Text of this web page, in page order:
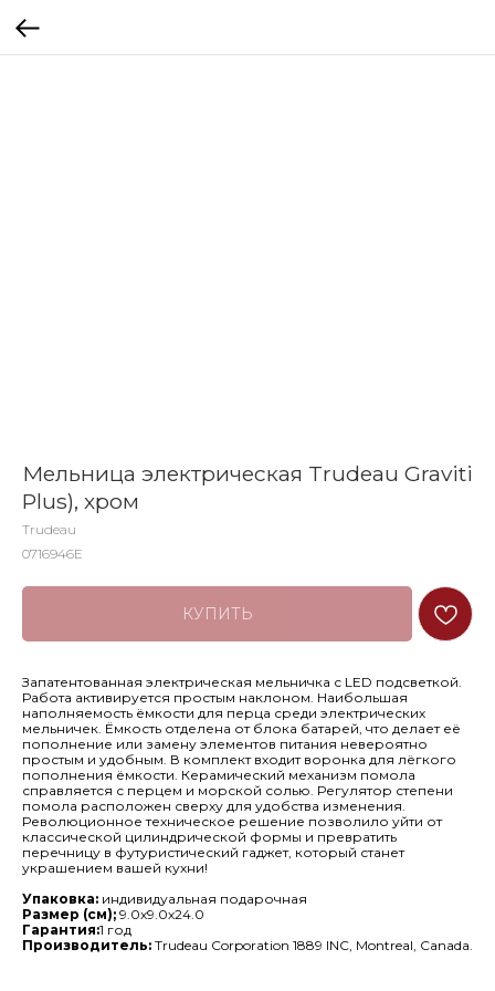
Мельница электрическая Trudeau Graviti
Plus), хром
Trudeau
0716946E
КУПИТЬ
Запатентованная электрическая мельничка с LED подсветкой.
Работа активируется простым наклоном. Наибольшая
наполняемость ёмкости для перца среди электрических
мельничек. Ёмкость отделена от блока батарей, что делает её
пополнение или замену элементов питания невероятно
простым и удобным. В комплект входит воронка для лёгкого
пополнения ёмкости. Керамический механизм помола
справляется с перцем и морской солью. Регулятор степени
помола расположен сверху для удобства изменения.
Революционное техническое решение позволило уйти от
классической цилиндрической формы и превратить
перечницу в футуристический гаджет, который станет
украшением вашей кухни!
Упаковка: индивидуальная подарочная
Размер (см); 9.0х9.0х24.0
Гарантия:1 год
Производитель: Trudeau Corporation 1889 INC, Montreal, Canada.